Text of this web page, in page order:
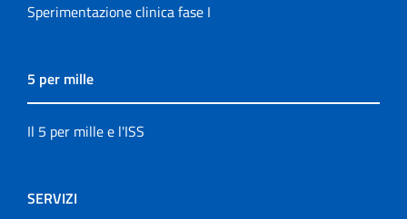
Sperimentazione clinica fase I
5 per mille
Il 5 per mille e l'ISS
SERVIZI